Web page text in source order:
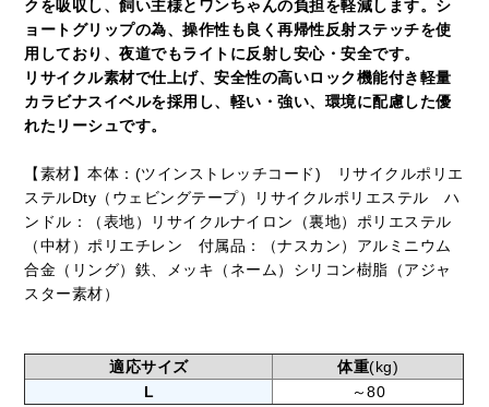
クを吸収し、飼い主様とワンちゃんの負担を軽減します。シ
ョートグリップの為、操作性も良く再帰性反射ステッチを使
用しており、夜道でもライトに反射し安心・安全です。
リサイクル素材で仕上げ、安全性の高いロック機能付き軽量
カラビナスイベルを採用し、軽い・強い、環境に配慮した優
れたリーシュです。
【素材】本体：(ツインストレッチコード) リサイクルポリエ
ステルDty（ウェビングテープ）リサイクルポリエステル ハ
ンドル：（表地）リサイクルナイロン（裏地）ポリエステル
（中材）ポリエチレン 付属品：（ナスカン）アルミニウム
合金（リング）鉄、メッキ（ネーム）シリコン樹脂（アジャ
スター素材）
適応サイズ 体重(kg)
L
～80